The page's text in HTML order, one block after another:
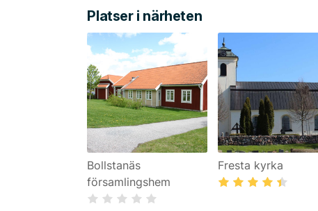
Platser i närheten
Bollstanäs
församlingshem
Fresta kyrka